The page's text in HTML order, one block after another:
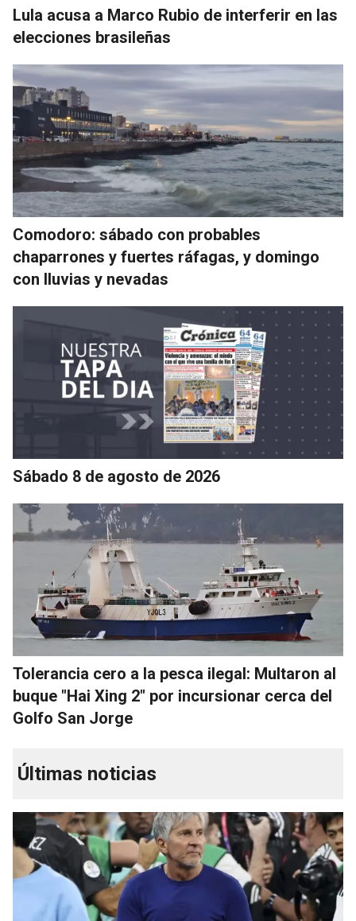
Lula acusa a Marco Rubio de interferir en las
elecciones brasileñas
Comodoro: sábado con probables
chaparrones y fuertes ráfagas, y domingo
con lluvias y nevadas
Sábado 8 de agosto de 2026
Tolerancia cero a la pesca ilegal: Multaron al
buque "Hai Xing 2" por incursionar cerca del
Golfo San Jorge
Últimas noticias